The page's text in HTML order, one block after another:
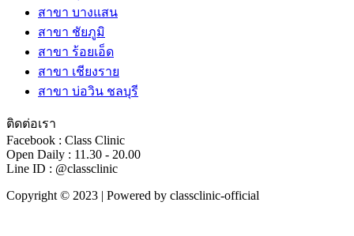
สาขา บางแสน
สาขา ชัยภูมิ
สาขา ร้อยเอ็ด
สาขา เชียงราย
สาขา บ่อวิน ชลบุรี
ติดต่อเรา
Facebook : Class Clinic
Open Daily : 11.30 - 20.00
Line ID : @classclinic​
Copyright © 2023 | Powered by classclinic-official